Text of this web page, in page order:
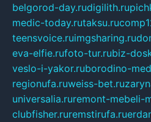
belgorod-day.rudigilith.ru
medic-today.rutaksu.ru
teensvoice.ruimgsharing.ru
eva-elfie.rufoto-tur.rubiz-
veslo-i-yakor.ruborodino-
regionufa.ruweiss-bet.ru
universalia.ruremont-mebeli-
clubfisher.ruremstirufa.ru